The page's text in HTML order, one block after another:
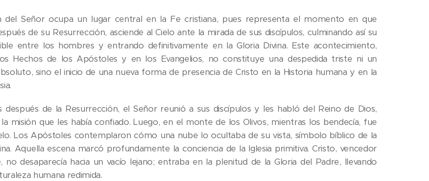
del Señor ocupa un lugar central en la Fe cristiana, pues representa el momento en que
de su Resurrección, asciende al Cielo ante la mirada de sus discípulos, culminando así su
entre los hombres y entrando definitivamente en la Gloria Divina. Este acontecimiento,
Hechos de los Apóstoles y en los Evangelios, no constituye una despedida triste ni un
sino el inicio de una nueva forma de presencia de Cristo en la Historia humana y en la
después de la Resurrección, el Señor reunió a sus discípulos y les habló del Reino de Dios,
misión que les había confiado. Luego, en el monte de los Olivos, mientras los bendecía, fue
Los Apóstoles contemplaron cómo una nube lo ocultaba de su vista, símbolo bíblico de la
Aquella escena marcó profundamente la conciencia de la Iglesia primitiva. Cristo, vencedor
no desaparecía hacia un vacío lejano; entraba en la plenitud de la Gloria del Padre, llevando
humana redimida.